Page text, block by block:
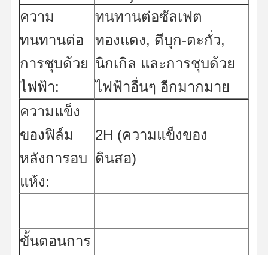
ความ
ทนทานต่อ
การชุบด้วย
ไฟฟ้า:
ทนทานต่อซัลเฟต
ทองแดง, ดีบุก-ตะกั่ว,
นิกเกิล และการชุบด้วย
ไฟฟ้าอื่นๆ อีกมากมาย
ความแข็ง
ของฟิล์ม
หลังการอบ
แห้ง:
2H (ความแข็งของ
ดินสอ)
ขั้นตอนการ